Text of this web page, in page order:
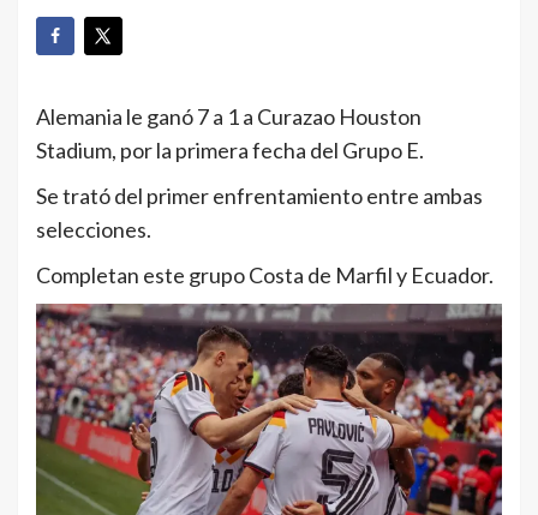
Alemania le ganó 7 a 1 a Curazao Houston
Stadium, por la primera fecha del Grupo E.
Se trató del primer enfrentamiento entre ambas
selecciones.
Completan este grupo Costa de Marfil y Ecuador.